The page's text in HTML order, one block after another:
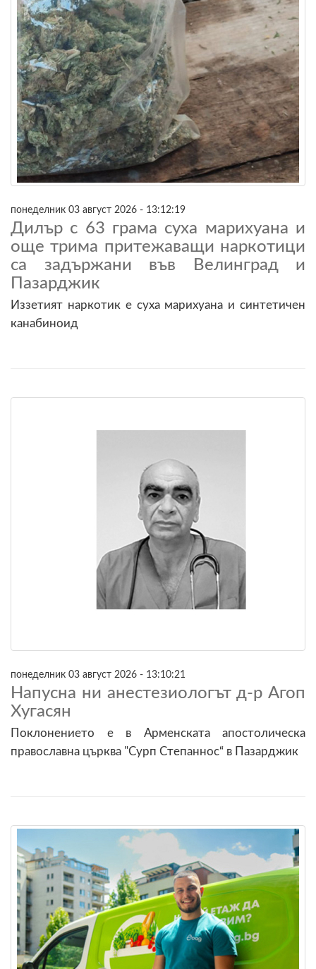
понеделник 03 август 2026 - 13:12:19
Дилър с 63 грама суха марихуана и
още трима притежаващи наркотици
са задържани във Велинград и
Пазарджик
Иззетият наркотик е суха марихуана и синтетичен
канабиноид
понеделник 03 август 2026 - 13:10:21
Напусна ни анестезиологът д-р Агоп
Хугасян
Поклонението е в Арменската апостолическа
православна църква "Сурп Степаннос“ в Пазарджик